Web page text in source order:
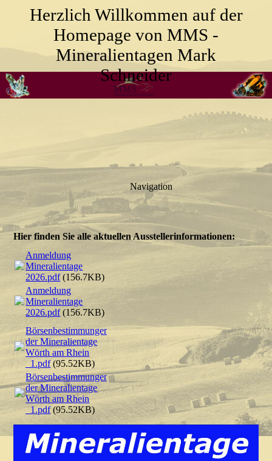
Herzlich Willkommen auf der
Homepage von MMS -
Mineralientagen Mark
Schneider
Navigation
Hier finden Sie alle aktuellen Ausstellerinformationen:
Anmeldung
Mineralientage
2026.pdf(156.7KB)
Anmeldung
Mineralientage
2026.pdf(156.7KB)
Börsenbestimmungen
der Mineralientage
Wörth am Rhein
_1.pdf(95.52KB)
Börsenbestimmungen
der Mineralientage
Wörth am Rhein
_1.pdf(95.52KB)